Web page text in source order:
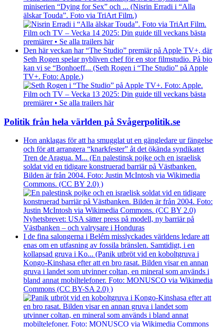
miniserien “Dying for Sex” och ... (Nisrin Erradi i “Alla
älskar Touda”. Foto via TriArt Film.)
Film och TV – Vecka 14 2025: Din guide till veckans bästa
premiärer • Se alla trailers här
Den här veckan har “The Studio” premiär på Apple TV+, där
Seth Rogen spelar nybliven chef för en stor filmstudio. På bio
kan vi se “Bonhoeff... (Seth Rogen i “The Studio” på Apple
TV+. Foto: Apple.)
Film och TV – Vecka 13 2025: Din guide till veckans bästa
premiärer • Se alla trailers här
Politik från hela världen på Svågerpolitik.se
Hon anklagas för att ha smugglat ut en gängledare ur fängelse
och för att arrangera “knarkfester” åt det ökända syndikatet
Tren de Aragua. M... (En palestinsk pojke och en israelisk
soldat vid en tidigare konstruerad barriär på Västbanken.
Bilden är från 2004. Foto: Justin McIntosh via Wikimedia
Commons. (CC BY 2.0) )
Nyhetsbrevet: USA sätter press på modell, ny barriär på
Västbanken – och valrysare i Honduras
I de fina salongerna i Belém misslyckades världens ledare att
enas om en utfasning av fossila bränslen. Samtidigt, i en
kollapsad gruva i Ko... (Panik utbröt vid en koboltgruva i
Kongo-Kinshasa efter att en bro rasat. Bilden visar en annan
gruva i landet som utvinner coltan, en mineral som används i
bland annat mobiltelefoner. Foto: MONUSCO via Wikimedia
Commons (CC BY-SA 2.0) )